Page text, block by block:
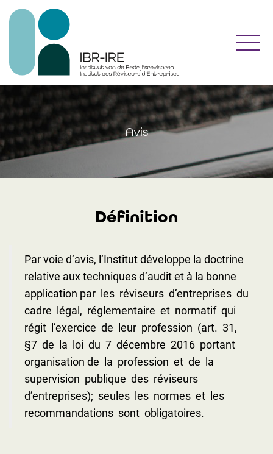
Avis
Définition
Par voie d’avis, l’Institut développe la doctrine
relative aux techniques d’audit et à la bonne
application par les réviseurs d’entreprises du
cadre légal, réglementaire et normatif qui
régit l’exercice de leur profession (art. 31,
§7 de la loi du 7 décembre 2016 portant
organisation de la profession et de la
supervision publique des réviseurs
d’entreprises); seules les normes et les
recommandations sont obligatoires.